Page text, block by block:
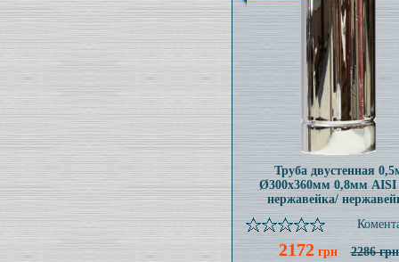
Труба двустенная
Ø300x360мм 0,8мм AISI
нержавейка/
2172грн 2286 грн